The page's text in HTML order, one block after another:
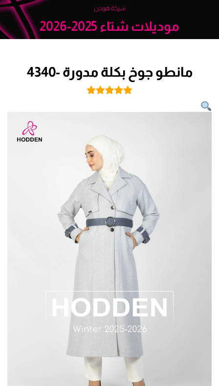
شركة هودن
موديلات شتاء 2025-2026
مانطو جوخ بكلة مدورة -4340